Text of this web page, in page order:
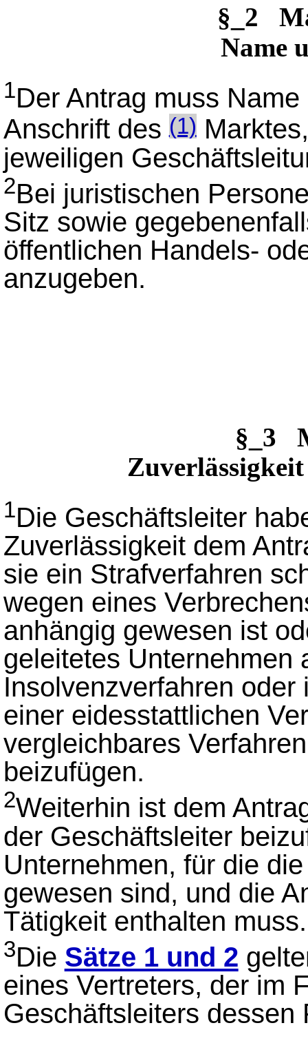
§_2
Name
1Der Antrag muss
Anschrift des(1)
jeweiligen
2Bei juristischen
Sitz sowie
öffentlichen Handels-
anzugeben.
§_3
1Die Geschäftsleiter
Zuverlässigkeit dem
sie ein Strafverfahren
wegen eines
anhängig gewesen ist
geleitetes Unternehmen
Insolvenzverfahren
einer eidesstattlichen
vergleichbares
beizufügen.
2Weiterhin ist dem
der Geschäftsleiter
Unternehmen, für die
gewesen sind, und die
Tätigkeit enthalten muss.
3Die Sätze 1 und 2
eines Vertreters, der im
Geschäftsleiters dessen